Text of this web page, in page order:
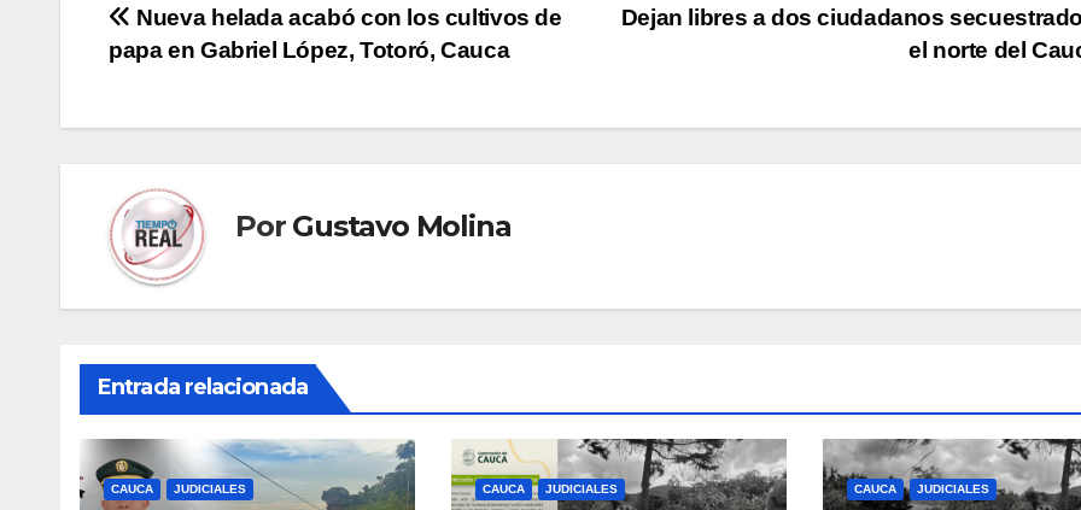
Navegación
de
entradas
Dejan libres a dos ciudadanos
el norte del
Nueva helada acabó con los cultivos de
papa en Gabriel López, Totoró, Cauca
Por Gustavo Molina
Entrada relacionada
CAUCA JUDICIALES CAUCA JUDICIALES CAUCA JUDICIALES